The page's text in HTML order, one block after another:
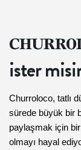
ister
Churroloco, tatlı
sürede büyük bir
paylaşmak için
olmayı hayal